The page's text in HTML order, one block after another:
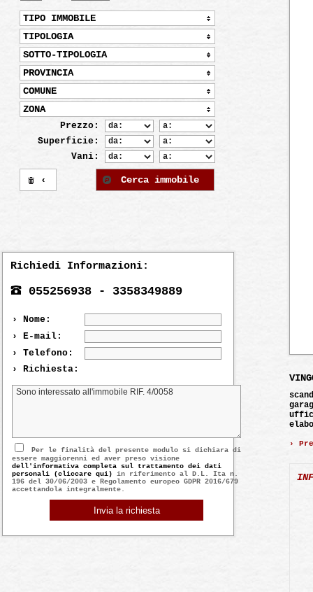
TIPO IMMOBILE
TIPOLOGIA
SOTTO-TIPOLOGIA
PROVINCIA
COMUNE
ZONA
Prezzo:
Superficie:
Vani:
‹ Cerca immobile
Richiedi Informazioni:
055256938 - 3358349889
› Nome:
› E-mail:
› Telefono:
› Richiesta:
Per le finalità del presente modulo si dichiara di
essere maggiorenni ed aver preso visione
dell'informativa completa sul trattamento dei dati
personali (cliccare qui) in riferimento al D.L. Ita n.
196 del 30/06/2003 e Regolamento europeo GDPR 2016/679
accettandola integralmente.
›